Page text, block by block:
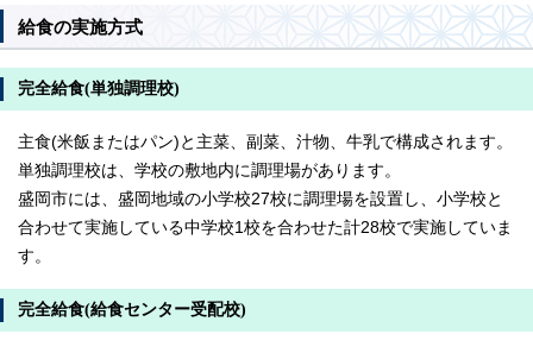
給食の実施方式
完全給食(単独調理校)
主食(米飯またはパン)と主菜、副菜、汁物、牛乳で構成されます。
単独調理校は、学校の敷地内に調理場があります。
盛岡市には、盛岡地域の小学校27校に調理場を設置し、小学校と
合わせて実施している中学校1校を合わせた計28校で実施していま
す。
完全給食(給食センター受配校)